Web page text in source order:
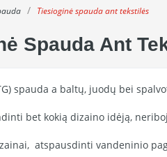
Tiesioginė spauda ant tekstilės
Spauda Ant
spauda a baltų, juodų bei
bet kokią dizaino idėją,
atspausdinti vandeninio